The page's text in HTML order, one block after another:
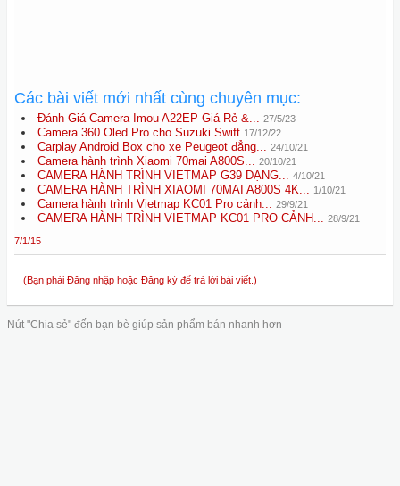
Các bài viết mới nhất cùng chuyên mục:
Đánh Giá Camera Imou A22EP Giá Rẻ &... 27/5/23
Camera 360 Oled Pro cho Suzuki Swift 17/12/22
Carplay Android Box cho xe Peugeot đẳng... 24/10/21
Camera hành trình Xiaomi 70mai A800S... 20/10/21
CAMERA HÀNH TRÌNH VIETMAP G39 DẠNG... 4/10/21
CAMERA HÀNH TRÌNH XIAOMI 70MAI A800S 4K... 1/10/21
Camera hành trình Vietmap KC01 Pro cảnh... 29/9/21
CAMERA HÀNH TRÌNH VIETMAP KC01 PRO CẢNH... 28/9/21
7/1/15
(Bạn phải Đăng nhập hoặc Đăng ký để trả lời bài viết.)
Nút "Chia sẻ" đến bạn bè giúp sản phẩm bán nhanh hơn